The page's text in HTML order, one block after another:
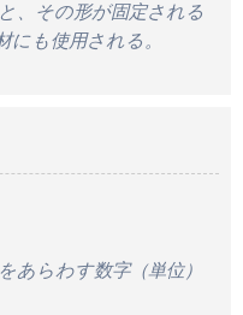
、その形が固定される
にも使用される。
あらわす数字（単位）